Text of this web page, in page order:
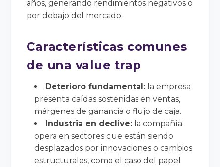
años, generando rendimientos negativos o
por debajo del mercado.
Características comunes
de una value trap
Deterioro fundamental: la empresa
presenta caídas sostenidas en ventas,
márgenes de ganancia o flujo de caja.
Industria en declive: la compañía
opera en sectores que están siendo
desplazados por innovaciones o cambios
estructurales, como el caso del papel